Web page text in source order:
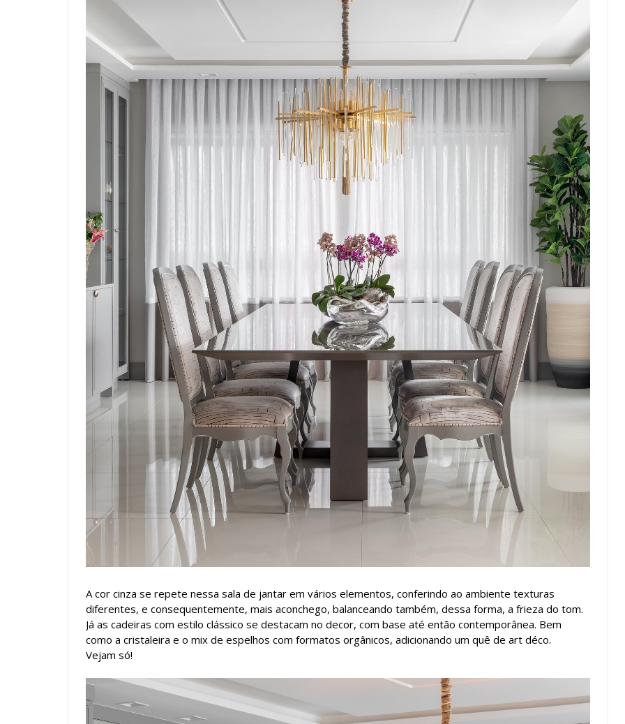
A cor cinza se repete nessa sala de jantar em vários elementos, conferindo ao ambiente texturas
diferentes, e consequentemente, mais aconchego, balanceando também, dessa forma, a frieza do tom.
Já as cadeiras com estilo clássico se destacam no decor, com base até então contemporânea. Bem
como a cristaleira e o mix de espelhos com formatos orgânicos, adicionando um quê de art déco.
Vejam só!